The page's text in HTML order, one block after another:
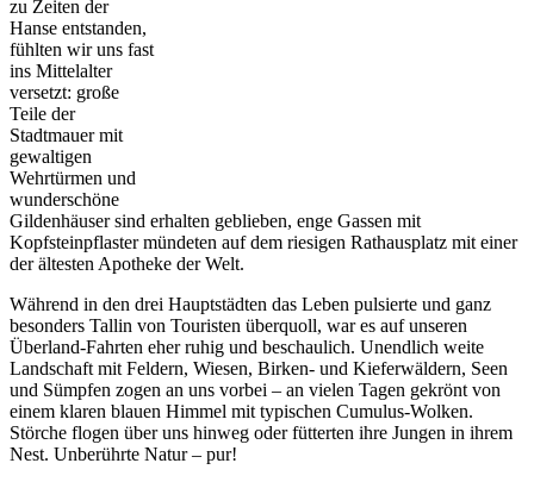
zu Zeiten der
Hanse entstanden,
fühlten wir uns fast
ins Mittelalter
versetzt: große
Teile der
Stadtmauer mit
gewaltigen
Wehrtürmen und
wunderschöne
Gildenhäuser sind erhalten geblieben, enge Gassen mit
Kopfsteinpflaster mündeten auf dem riesigen Rathausplatz mit einer
der ältesten Apotheke der Welt.
Während in den drei Hauptstädten das Leben pulsierte und ganz
besonders Tallin von Touristen überquoll, war es auf unseren
Überland-Fahrten eher ruhig und beschaulich. Unendlich weite
Landschaft mit Feldern, Wiesen, Birken- und Kieferwäldern, Seen
und Sümpfen zogen an uns vorbei – an vielen Tagen gekrönt von
einem klaren blauen Himmel mit typischen Cumulus-Wolken.
Störche flogen über uns hinweg oder fütterten ihre Jungen in ihrem
Nest. Unberührte Natur – pur!